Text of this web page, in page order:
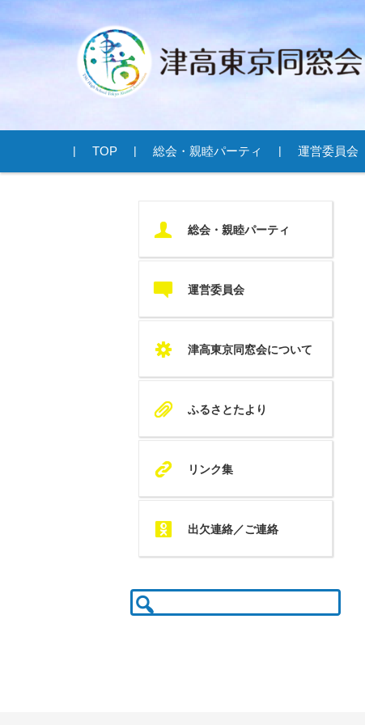
TOP 総会・親睦パーティ 運営委員会
U 総会・親睦パーティ
c 運営委員会
S 津高東京同窓会について
A ふるさとたより
K リンク集
Q 出欠連絡／ご連絡
検
索: